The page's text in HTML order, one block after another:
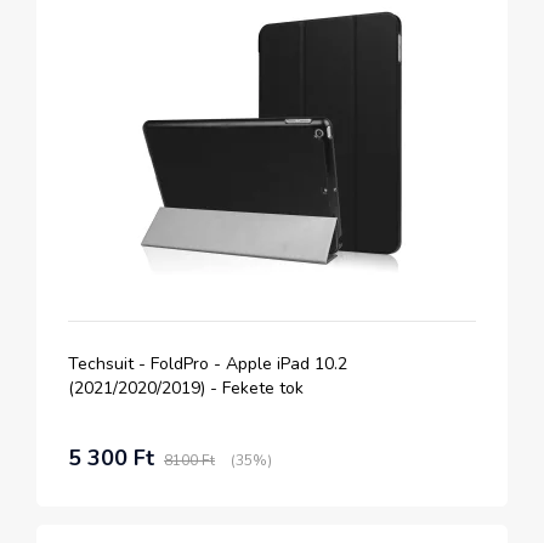
Techsuit - FoldPro - Apple iPad 10.2
(2021/2020/2019) - Fekete tok
5 300 Ft 8100 Ft (35%)